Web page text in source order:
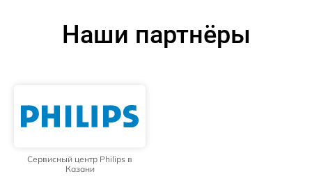
Наши партнёры
Сервисный центр Philips в
Казани